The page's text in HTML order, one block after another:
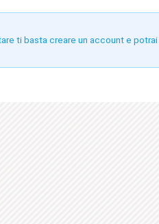
ti basta creare un account e